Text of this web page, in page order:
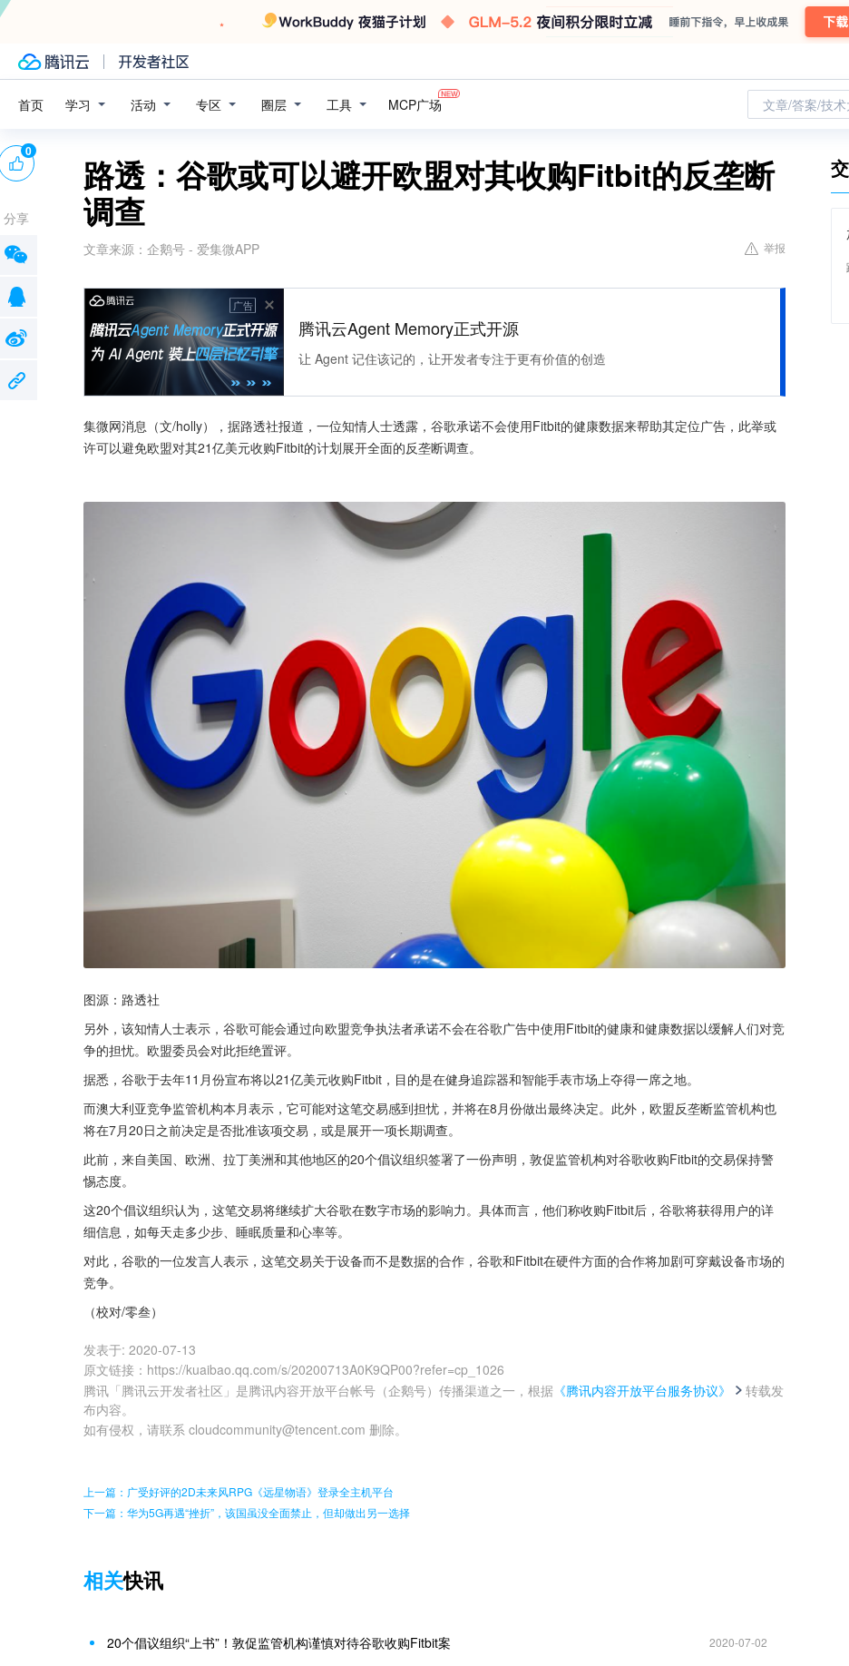
首页 学习 活动 专区 圈层 工具 MCP广场 文章/答案/技术
路透：谷歌或可以避开欧盟对其收购Fitbit的反垄断
调查
文章来源： 企鹅号 - 爱集微APP 举报
广告
腾讯云Agent Memory正式开源
让 Agent 记住该记的，让开发者专注于更有价值的创造
集微网消息（文/holly），据路透社报道，一位知情人士透露，谷歌承诺不会使用Fitbit的健康数据来帮助其定位广告，此举或
许可以避免欧盟对其21亿美元收购Fitbit的计划展开全面的反垄断调查。
图源：路透社
另外，该知情人士表示，谷歌可能会通过向欧盟竞争执法者承诺不会在谷歌广告中使用Fitbit的健康和健康数据以缓解人们对竞
争的担忧。欧盟委员会对此拒绝置评。
据悉，谷歌于去年11月份宣布将以21亿美元收购Fitbit，目的是在健身追踪器和智能手表市场上夺得一席之地。
而澳大利亚竞争监管机构本月表示，它可能对这笔交易感到担忧，并将在8月份做出最终决定。此外，欧盟反垄断监管机构也
将在7月20日之前决定是否批准该项交易，或是展开一项长期调查。
此前，来自美国、欧洲、拉丁美洲和其他地区的20个倡议组织签署了一份声明，敦促监管机构对谷歌收购Fitbit的交易保持警
惕态度。
这20个倡议组织认为，这笔交易将继续扩大谷歌在数字市场的影响力。具体而言，他们称收购Fitbit后，谷歌将获得用户的详
细信息，如每天走多少步、睡眠质量和心率等。
对此，谷歌的一位发言人表示，这笔交易关于设备而不是数据的合作，谷歌和Fitbit在硬件方面的合作将加剧可穿戴设备市场的
竞争。
（校对/零叁）
发表于: 2020-07-13
原文链接 ： https://kuaibao.qq.com/s/20200713A0K9QP00?refer=cp_1026
腾讯「腾讯云开发者社区」是腾讯内容开放平台帐号（企鹅号）传播渠道之一，根据 《腾讯内容开放平台服务协议》
转载发
布内容。
如有侵权，请联系 cloudcommunity@tencent.com 删除。
0
分享
上一篇：广受好评的2D未来风RPG《远星物语》登录全主机平台
下一篇：华为5G再遇“挫折”，该国虽没全面禁止，但却做出另一选择
相关快讯
20个倡议组织“上书”！敦促监管机构谨慎对待谷歌收购Fitbit案 2020-07-02